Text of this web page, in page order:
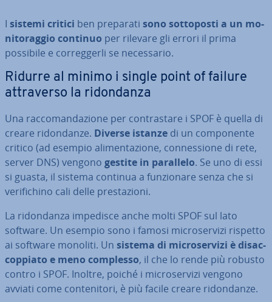
I sistemi critici ben preparati sono sot­to­po­sti a un mo­
ni­to­rag­gio continuo per rilevare gli errori il prima
possibile e cor­reg­ger­li se ne­ces­sa­rio.
Ridurre al minimo i single point of failure
at­tra­ver­so la ri­don­dan­za
Una rac­co­man­da­zio­ne per con­tra­sta­re i SPOF è quella di
creare ri­don­dan­ze. Diverse istanze di un com­po­nen­te
critico (ad esempio ali­men­ta­zio­ne, con­nes­sio­ne di rete,
server DNS) vengono gestite in parallelo. Se uno di essi
si guasta, il sistema continua a fun­zio­na­re senza che si
ve­ri­fi­chi­no cali delle pre­sta­zio­ni.
La ri­don­dan­za impedisce anche molti SPOF sul lato
software. Un esempio sono i famosi mi­cro­ser­vi­zi rispetto
ai software monoliti. Un sistema di mi­cro­ser­vi­zi è di­sac­
cop­pia­to e meno complesso, il che lo rende più robusto
contro i SPOF. Inoltre, poiché i mi­cro­ser­vi­zi vengono
avviati come con­te­ni­to­ri, è più facile creare ri­don­dan­ze.